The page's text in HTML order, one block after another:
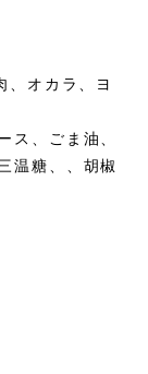
、オカラ、ヨ
ス、ごま油、
温糖、、胡椒